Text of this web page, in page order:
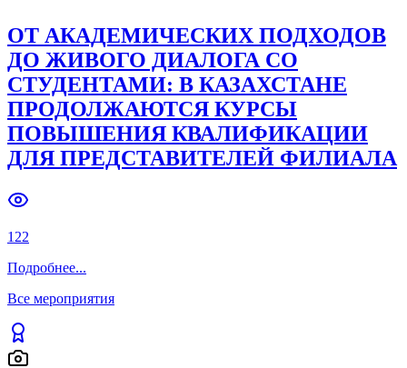
ОТ АКАДЕМИЧЕСКИХ ПОДХОДОВ
ДО ЖИВОГО ДИАЛОГА СО
СТУДЕНТАМИ: В КАЗАХСТАНЕ
ПРОДОЛЖАЮТСЯ КУРСЫ
ПОВЫШЕНИЯ КВАЛИФИКАЦИИ
ДЛЯ ПРЕДСТАВИТЕЛЕЙ ФИЛИАЛА
122
Подробнее...
Все мероприятия